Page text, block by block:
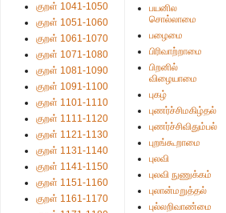
குறள் 1041-1050
குறள் 1051-1060
குறள் 1061-1070
குறள் 1071-1080
குறள் 1081-1090
குறள் 1091-1100
குறள் 1101-1110
குறள் 1111-1120
குறள் 1121-1130
குறள் 1131-1140
குறள் 1141-1150
குறள் 1151-1160
குறள் 1161-1170
பயனில
சொல்லாமை
பழைமை
பிரிவாற்றாமை
பிறனில்
விழையாமை
புகழ்
புணர்ச்சிமகிழ்தல்
புணர்ச்சிவிதும்பல்
புறங்கூறாமை
புலவி
புலவி நுணுக்கம்
புலான்மறுத்தல்
புல்லறிவாண்மை